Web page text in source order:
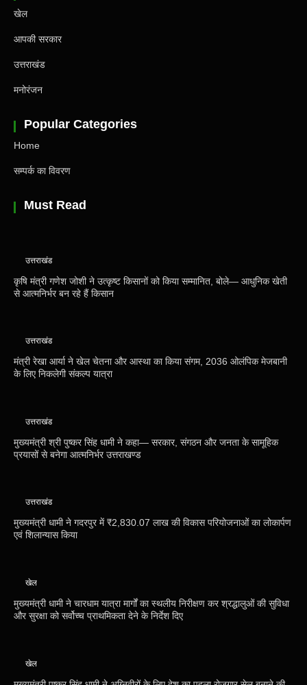
खेल
आपकी सरकार
उत्तराखंड
मनोरंजन
Popular Categories
Home
सम्पर्क का विवरण
Must Read
उत्तराखंड
कृषि मंत्री गणेश जोशी ने उत्कृष्ट किसानों को किया सम्मानित, बोले— आधुनिक खेती
से आत्मनिर्भर बन रहे हैं किसान
उत्तराखंड
मंत्री रेखा आर्या ने खेल चेतना और आस्था का किया संगम, 2036 ओलंपिक मेजबानी
के लिए निकलेगी संकल्प यात्रा
उत्तराखंड
मुख्यमंत्री श्री पुष्कर सिंह धामी ने कहा— सरकार, संगठन और जनता के सामूहिक
प्रयासों से बनेगा आत्मनिर्भर उत्तराखण्ड
उत्तराखंड
मुख्यमंत्री धामी ने गदरपुर में ₹2,830.07 लाख की विकास परियोजनाओं का लोकार्पण
एवं शिलान्यास किया
खेल
मुख्यमंत्री धामी ने चारधाम यात्रा मार्गों का स्थलीय निरीक्षण कर श्रद्धालुओं की सुविधा
और सुरक्षा को सर्वोच्च प्राथमिकता देने के निर्देश दिए
खेल